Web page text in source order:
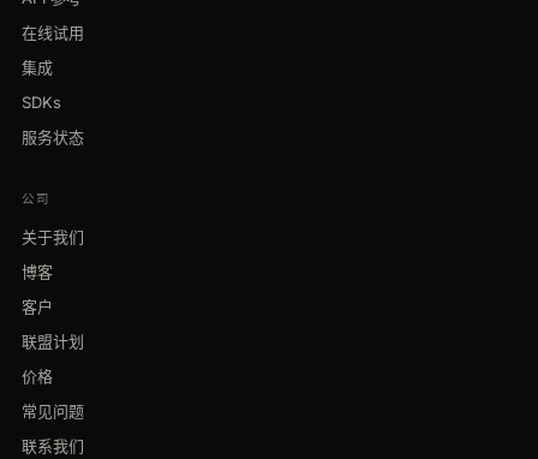
在线试用
集成
SDKs
服务状态
公司
关于我们
博客
客户
联盟计划
价格
常见问题
联系我们